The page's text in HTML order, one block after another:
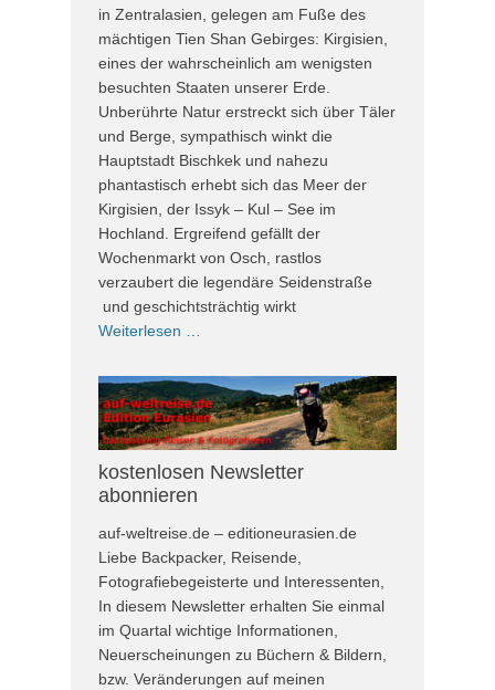
in Zentralasien, gelegen am Fuße des
mächtigen Tien Shan Gebirges: Kirgisien,
eines der wahrscheinlich am wenigsten
besuchten Staaten unserer Erde.
Unberührte Natur erstreckt sich über Täler
und Berge, sympathisch winkt die
Hauptstadt Bischkek und nahezu
phantastisch erhebt sich das Meer der
Kirgisien, der Issyk – Kul – See im
Hochland. Ergreifend gefällt der
Wochenmarkt von Osch, rastlos
verzaubert die legendäre Seidenstraße
und geschichtsträchtig wirkt
Weiterlesen …
kostenlosen Newsletter
abonnieren
auf-weltreise.de – editioneurasien.de
Liebe Backpacker, Reisende,
Fotografiebegeisterte und Interessenten,
In diesem Newsletter erhalten Sie einmal
im Quartal wichtige Informationen,
Neuerscheinungen zu Büchern & Bildern,
bzw. Veränderungen auf meinen